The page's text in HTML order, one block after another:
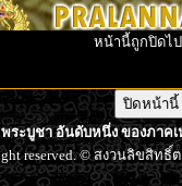
หน้านี้ถูกปิดไ
พระบูชา อันดับหนึ่ง ของภาค
reserved. © สงวนลิขสิท